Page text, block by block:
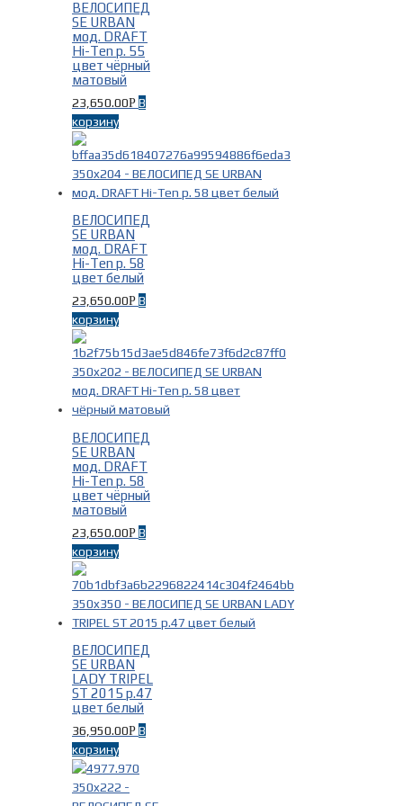
Fuji На рост 185-196 см
Диаметр колес
27,5 дюймов
28 дюймов
Пол/Возраст
Женские
Мужские
Материал рамы
Алюминий
Сталь(21)
Белый(9)
Красный
ВЕЛОСИПЕД
SE URBAN
мод. DRAFT
Hi-Ten р. 55
цвет чёрный
матовый
23,650.00Р В
корзину
ВЕЛОСИПЕД
SE URBAN
мод. DRAFT
Hi-Ten р. 58
цвет белый
23,650.00Р В
корзину
ВЕЛОСИПЕД
SE URBAN
мод. DRAFT
Hi-Ten р. 58
цвет чёрный
матовый
23,650.00Р В
корзину
ВЕЛОСИПЕД
SE URBAN
LADY TRIPEL
ST 2015 р.47
цвет белый
36,950.00Р В
корзину